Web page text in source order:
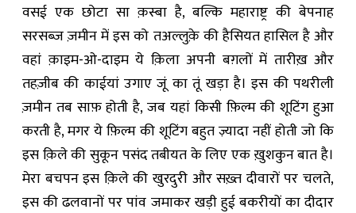
वसई एक छोटा सा क़स्बा है, बल्कि महाराष्ट्र की बेपनाह
सरसब्ज़ ज़मीन में इस को तअल्लुक़े की हैसियत हासिल है और
वहां क़ाइम-ओ-दाइम ये क़िला अपनी बग़लों में तारीख़ और
तहज़ीब की काईयां उगाए जूं का तूं खड़ा है। इस की पथरीली
ज़मीन तब साफ़ होती है,जब यहां किसी फ़िल्म की शूटिंग हुआ
करती है,मगर ये फ़िल्म की शूटिंग बहुत ज़्यादा नहीं होती जो कि
इस क़िले की सुकून पसंद तबीयत के लिए एक ख़ुशकुन बात है।
मेरा बचपन इस क़िले की खुरदुरी और सख़्त दीवारों पर चलते,
इस की ढलवानों पर पांव जमाकर खड़ी हुई बकरीयों का दीदार